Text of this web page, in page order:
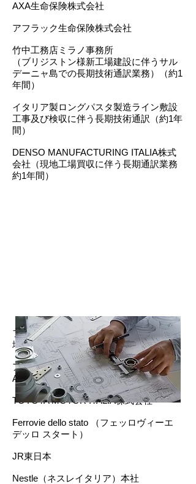
AXA生命保険株式会社
アフラック生命保険株式会社
竹中工務店ミラノ事務所
（ブリジストン様新工場建設に伴うサル
デーニャ島での長期技術通訳業務）（約1
年間）
イタリア製ロングパスタ製造ライン敷設
工事及び検収に伴う長期技術通訳（約1年
間）
DENSO MANUFACTURING ITALIA株式
会社（現地工場買収に伴う長期通訳業務
約1年間）
フィアットアウト トリノ本社及び生産工
場（Fiat Auto）
アウトストラーデ株式会社（Societa'
Autostrade）
TOYOTA MOTOR ITALIA株式会社
Ferrovie dello stato （フェッロヴィーエ
デッロ スタート）
JR東日本
Nestle（ネスレイタリア）本社